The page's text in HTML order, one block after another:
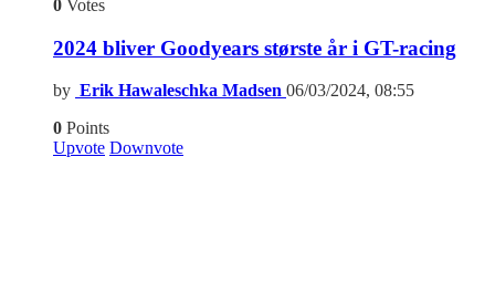
0 Votes
2024 bliver Goodyears største år i GT-racing
by Erik Hawaleschka Madsen 06/03/2024, 08:55
0 Points
Upvote Downvote